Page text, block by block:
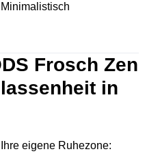
Frosch Zen
in
eigene Ruhezone: